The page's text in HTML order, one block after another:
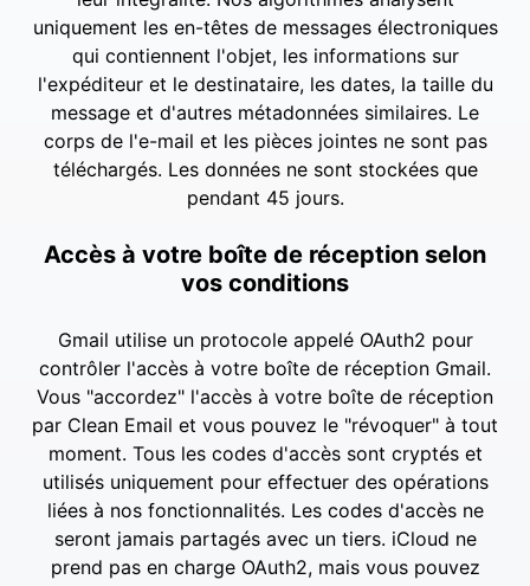
uniquement les en-têtes de messages électroniques
qui contiennent l'objet, les informations sur
l'expéditeur et le destinataire, les dates, la taille du
message et d'autres métadonnées similaires. Le
corps de l'e-mail et les pièces jointes ne sont pas
téléchargés. Les données ne sont stockées que
pendant 45 jours.
Accès à votre boîte de réception selon
vos conditions
Gmail utilise un protocole appelé OAuth2 pour
contrôler l'accès à votre boîte de réception Gmail.
Vous "accordez" l'accès à votre boîte de réception
par Clean Email et vous pouvez le "révoquer" à tout
moment. Tous les codes d'accès sont cryptés et
utilisés uniquement pour effectuer des opérations
liées à nos fonctionnalités. Les codes d'accès ne
seront jamais partagés avec un tiers. iCloud ne
prend pas en charge OAuth2, mais vous pouvez